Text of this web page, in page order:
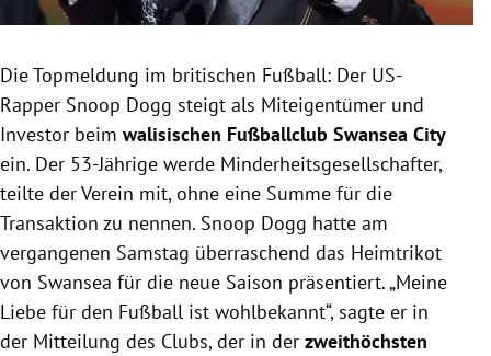
Die Topmeldung im britischen Fußball: Der US-
Rapper Snoop Dogg steigt als Miteigentümer und
Investor beim walisischen Fußballclub Swansea City
ein. Der 53-Jährige werde Minderheitsgesellschafter,
teilte der Verein mit, ohne eine Summe für die
Transaktion zu nennen. Snoop Dogg hatte am
vergangenen Samstag überraschend das Heimtrikot
von Swansea für die neue Saison präsentiert. „Meine
Liebe für den Fußball ist wohlbekannt“, sagte er in
der Mitteilung des Clubs, der in der zweithöchsten